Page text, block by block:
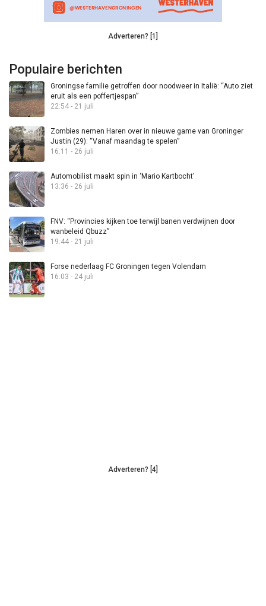
Adverteren? [1]
Populaire berichten
Groningse familie getroffen door noodweer in Italië: “Auto ziet
eruit als een poffertjespan”
22:54 - 21 juli
Zombies nemen Haren over in nieuwe game van Groninger
Justin (29): “Vanaf maandag te spelen”
16:11 - 26 juli
Automobilist maakt spin in ‘Mario Kartbocht’
13:36 - 26 juli
FNV: “Provincies kijken toe terwijl banen verdwijnen door
wanbeleid Qbuzz”
19:44 - 21 juli
Forse nederlaag FC Groningen tegen Volendam
16:03 - 24 juli
Adverteren? [4]